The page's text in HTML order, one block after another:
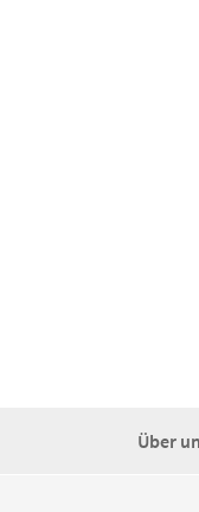
Über